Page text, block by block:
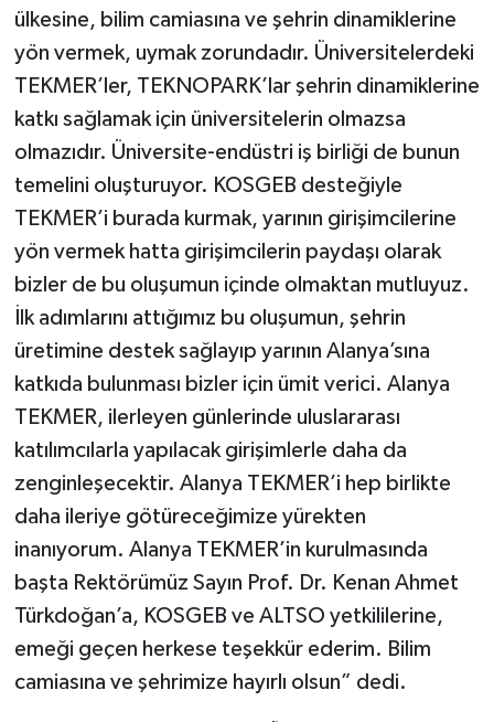
ülkesine, bilim camiasına ve şehrin dinamiklerine
yön vermek, uymak zorundadır. Üniversitelerdeki
TEKMER’ler, TEKNOPARK’lar şehrin dinamiklerine
katkı sağlamak için üniversitelerin olmazsa
olmazıdır. Üniversite-endüstri iş birliği de bunun
temelini oluşturuyor. KOSGEB desteğiyle
TEKMER’i burada kurmak, yarının girişimcilerine
yön vermek hatta girişimcilerin paydaşı olarak
bizler de bu oluşumun içinde olmaktan mutluyuz.
İlk adımlarını attığımız bu oluşumun, şehrin
üretimine destek sağlayıp yarının Alanya’sına
katkıda bulunması bizler için ümit verici. Alanya
TEKMER, ilerleyen günlerinde uluslararası
katılımcılarla yapılacak girişimlerle daha da
zenginleşecektir. Alanya TEKMER’i hep birlikte
daha ileriye götüreceğimize yürekten
inanıyorum. Alanya TEKMER’in kurulmasında
başta Rektörümüz Sayın Prof. Dr. Kenan Ahmet
Türkdoğan’a, KOSGEB ve ALTSO yetkililerine,
emeği geçen herkese teşekkür ederim. Bilim
camiasına ve şehrimize hayırlı olsun” dedi.